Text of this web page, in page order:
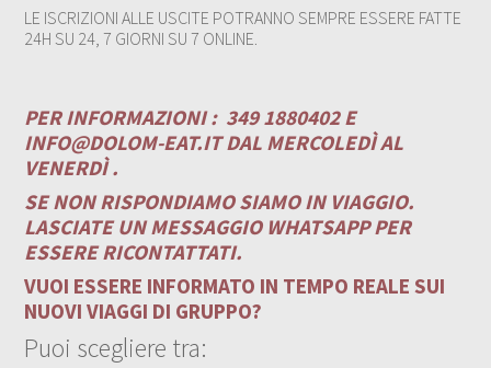
LE ISCRIZIONI ALLE USCITE POTRANNO SEMPRE ESSERE FATTE
24H SU 24, 7 GIORNI SU 7 ONLINE.
PER INFORMAZIONI : 349 1880402 E
INFO@DOLOM-EAT.ITDAL MERCOLEDÌ AL
VENERDÌ .
SE NON RISPONDIAMO SIAMO IN VIAGGIO.
LASCIATE UN MESSAGGIO WHATSAPP PER
ESSERE RICONTATTATI.
VUOI ESSERE INFORMATO IN TEMPO REALE SUI
NUOVI VIAGGI DI GRUPPO?
Puoi scegliere tra: